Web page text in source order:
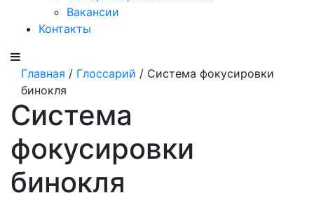
Вакансии
Контакты
Главная / Глоссарий / Система фокусировки
бинокля
Система
фокусировки
бинокля